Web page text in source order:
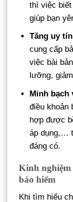
thì việc
giúp bạn
Tăng uy
cung cấp
việc bài
lưỡng,
Minh bạch
điều khoản
hợp được
áp dụng,…
đáng có.
Kinh nghiệm
bảo hiểm
Khi tìm hiểu